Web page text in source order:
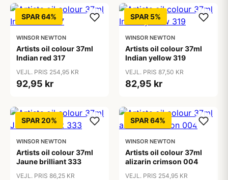
SPAR 64%
WINSOR NEWTON
Artists oil colour 37ml
Indian red 317
VEJL. PRIS 254,95 KR
92,95 kr
SPAR 5%
WINSOR NEWTON
Artists oil colour 37ml
Indian yellow 319
VEJL. PRIS 87,50 KR
82,95 kr
SPAR 20%
WINSOR NEWTON
Artists oil colour 37ml
Jaune brilliant 333
VEJL. PRIS 86,25 KR
SPAR 64%
WINSOR NEWTON
Artists oil colour 37ml
alizarin crimson 004
VEJL. PRIS 254,95 KR